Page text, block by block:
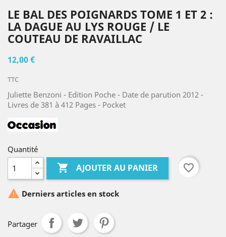
LE BAL DES POIGNARDS TOME 1 ET 2 :
LA DAGUE AU LYS ROUGE / LE
COUTEAU DE RAVAILLAC
12,00 €
TTC
Juliette Benzoni - Edition Poche - Date de parution 2012 -
Livres de 381 à 412 Pages - Pocket
Quantité
 AJOUTER AU PANIER favorite_border
 Derniers articles en stock
Partager